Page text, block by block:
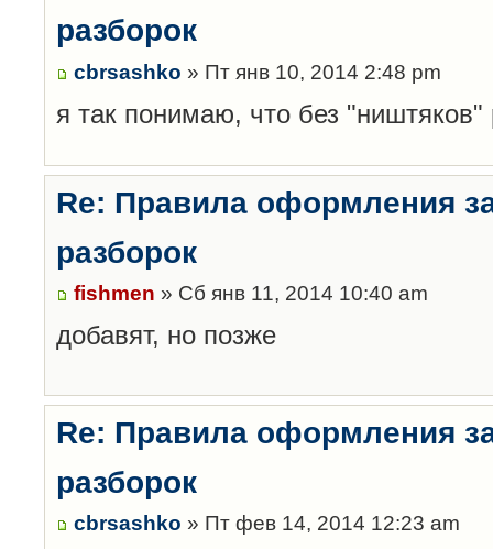
разборок
cbrsashko » Пт янв 10, 2014 2:48 pm
я так понимаю, что без "ништяков"
Re: Правила оформления
разборок
fishmen » Сб янв 11, 2014 10:40 am
добавят, но позже
Re: Правила оформления
разборок
cbrsashko » Пт фев 14, 2014 12:23 am